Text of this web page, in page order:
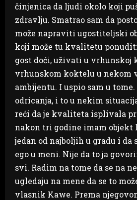
činjenica da ljudi okolo koji
zdravlju. Smatrao sam da
može napraviti ugostiteljski
koji može tu kvalitetu
gost doći, uživati u vrhunskoj
vrhunskom koktelu u nekom
ambijentu. I uspio sam u
odricanja, i to u nekim
reći da je kvaliteta isplivala
nakon tri godine imam objekt
jedan od najboljih u gradu i
ego u meni. Nije da to ja
svi. Radim na tome da se na
ugledaju na mene da se to
vlasnik Kawe. Prema